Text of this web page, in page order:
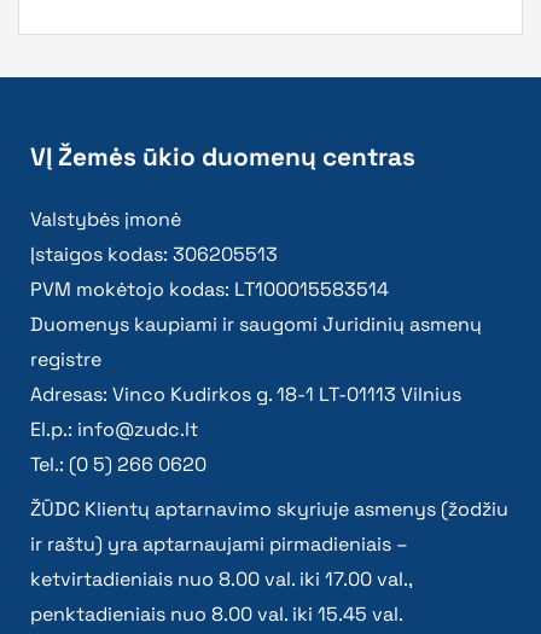
VĮ Žemės ūkio duomenų centras
Valstybės įmonė
Įstaigos kodas: 306205513
PVM mokėtojo kodas: LT100015583514
Duomenys kaupiami ir saugomi Juridinių asmenų
registre
Adresas: Vinco Kudirkos g. 18-1 LT-01113 Vilnius
El.p.: info@zudc.lt
Tel.: (0 5) 266 0620
ŽŪDC Klientų aptarnavimo skyriuje asmenys (žodžiu
ir raštu) yra aptarnaujami pirmadieniais –
ketvirtadieniais nuo 8.00 val. iki 17.00 val.,
penktadieniais nuo 8.00 val. iki 15.45 val.